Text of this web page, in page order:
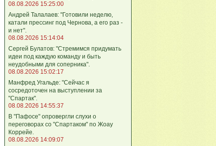
08.08.2026 15:25:00
Андрей Талалаев: "Готовили неделю,
катали прессинг под Чернова, а его раз -
и нет".
08.08.2026 15:14:04
Сергей Булатов: "Стремимся придумать
идеи под каждую команду и быть
неудобными для соперника".
08.08.2026 15:02:17
Манфред Угальде: "Сейчас я
сосредоточен на выступлении за
"Спартак".
08.08.2026 14:55:37
В "Пафосе" опровергли слухи о
переговорах со "Спартаком" по Жоау
Коррейе.
08.08.2026 14:09:07